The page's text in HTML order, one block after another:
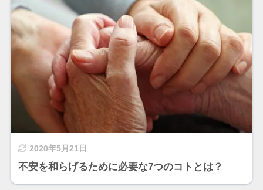
2020年5月21日
不安を和らげるために必要な7つのコトとは？